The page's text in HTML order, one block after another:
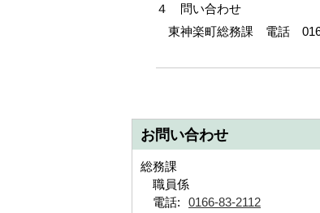
４ 問い合わせ
東神楽町総務課 電話
お問い合わせ
総務課
職員係
電話:
0166-83-2112